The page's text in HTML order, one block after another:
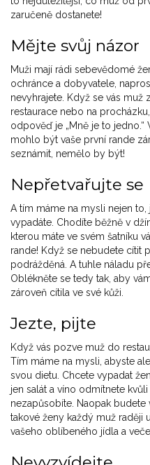
zaručeně dostanete!
Mějte svůj názor
Muži mají rádi sebevědomé
ochránce a dobyvatele,
nevyhrajete. Když se vás muž
restaurace nebo na
odpověď je „Mně je to jedno.“
mohlo být vaše první rande
seznámit, nemělo by být!
Nepřetvařujte se
A tím máme na mysli nejen to,
vypadáte. Chodíte běžně v
kterou máte ve svém šatníku
rande! Když se nebudete cítit
podrážděná. A tuhle náladu
Oblékněte se tedy tak, aby
zároveň cítila ve své kůži.
Jezte, pijte
Když vás pozve muž do
Tím máme na mysli, abyste
svou dietu. Chcete vypadat
jen salát a víno odmítnete
nezapůsobíte. Naopak
takové ženy každý muž raději
vašeho oblíbeného jídla a